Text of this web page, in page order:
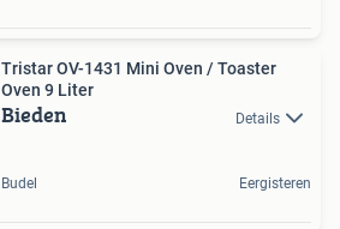
Tristar OV-1431 Mini Oven / Toaster
Oven 9 Liter
Bieden Details
Budel Eergisteren